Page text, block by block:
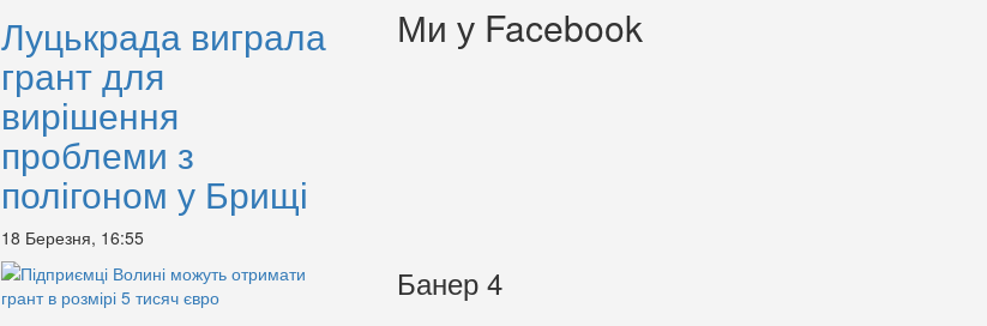
Луцькрада виграла
грант для
вирішення
проблеми з
полігоном у Брищі
18 Березня, 16:55
Ми у Facebook
Банер 4